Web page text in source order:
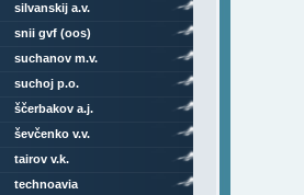
silvanskij a.v.
snii gvf (oos)
suchanov m.v.
suchoj p.o.
ščerbakov a.j.
ševčenko v.v.
tairov v.k.
technoavia